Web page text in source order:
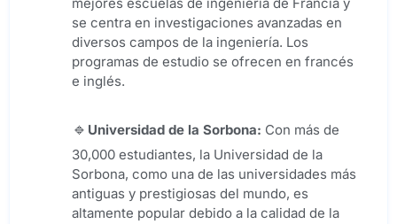
mejores escuelas de ingeniería de Francia y
se centra en investigaciones avanzadas en
diversos campos de la ingeniería. Los
programas de estudio se ofrecen en francés
e inglés.
Universidad de la Sorbona: Con más de
30,000 estudiantes, la Universidad de la
Sorbona, como una de las universidades más
antiguas y prestigiosas del mundo, es
altamente popular debido a la calidad de la